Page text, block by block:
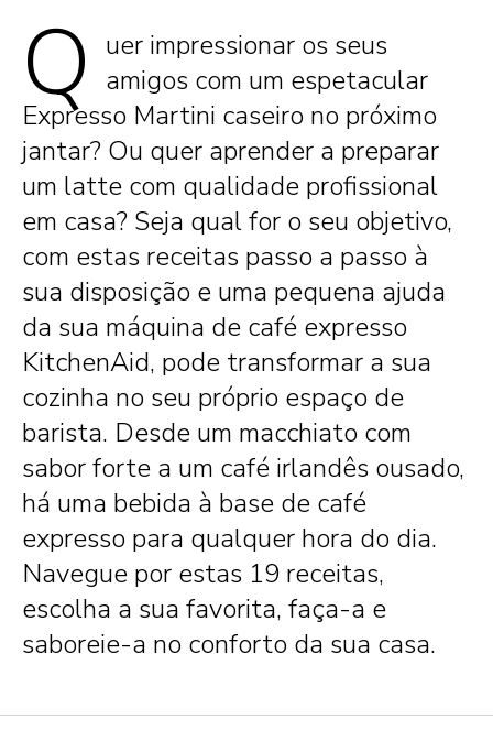
Q
uer impressionar os seus
amigos com um espetacular
Expresso Martini caseiro no próximo
jantar? Ou quer aprender a preparar
um latte com qualidade profissional
em casa? Seja qual for o seu objetivo,
com estas receitas passo a passo à
sua disposição e uma pequena ajuda
da sua máquina de café expresso
KitchenAid, pode transformar a sua
cozinha no seu próprio espaço de
barista. Desde um macchiato com
sabor forte a um café irlandês ousado,
há uma bebida à base de café
expresso para qualquer hora do dia.
Navegue por estas 19 receitas,
escolha a sua favorita, faça-a e
saboreie-a no conforto da sua casa.